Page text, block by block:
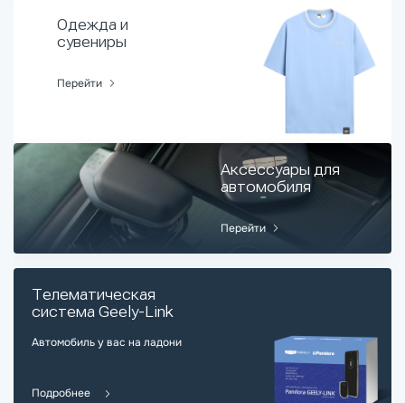
Одежда и
сувениры
Перейти
Аксессуары для
автомобиля
Перейти
Телематическая
система Geely-Link
Автомобиль у вас на ладони
Подробнее